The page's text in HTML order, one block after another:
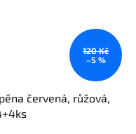
120 Kč
–5 %
červená, růžová,